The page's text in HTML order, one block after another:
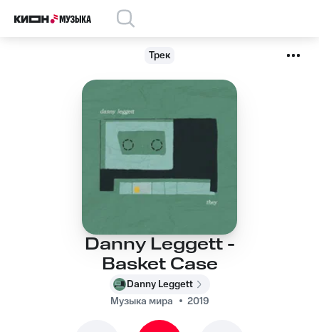
Трек
Danny Leggett -
Basket Case
Danny Leggett
Музыка мира
2019